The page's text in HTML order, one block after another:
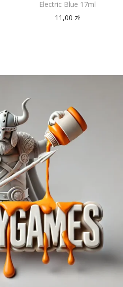
Electric Blue 17ml
11,00 zł